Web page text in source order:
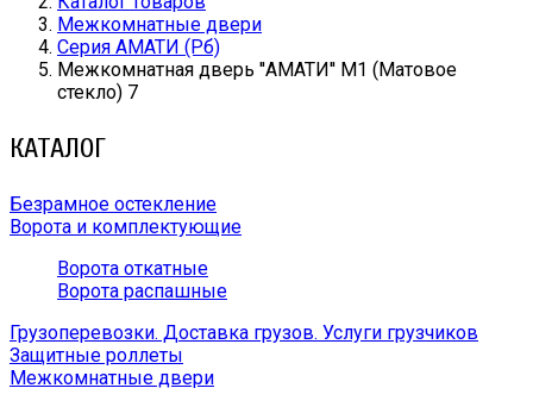
Межкомнатные двери
Серия АМАТИ (Рб)
Межкомнатная дверь ''АМАТИ'' М1 (Матовое
стекло) 7
КАТАЛОГ
Безрамное остекление
Ворота и комплектующие
Ворота откатные
Ворота распашные
Грузоперевозки. Доставка грузов. Услуги грузчиков
Защитные роллеты
Межкомнатные двери